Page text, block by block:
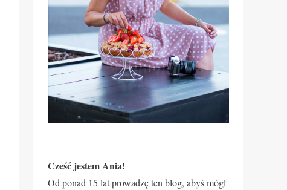
Cześć jestem Ania!
Od ponad 15 lat prowadzę ten blog, abyś mógł